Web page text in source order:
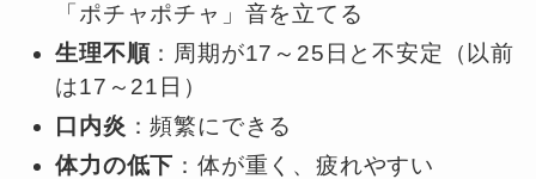
「ポチャポチャ」音を立てる
生理不順：周期が17～25日と不安定（以前
は17～21日）
口内炎 ：頻繁にできる
体力の低下 ：体が重く、疲れやすい